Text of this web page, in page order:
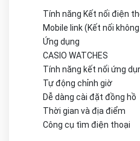
Tính năng Kết nối điện
Mobile link (Kết nối
Ứng dụng
CASIO WATCHES
Tính năng kết nối ứng
Tự động chỉnh giờ
Dễ dàng cài đặt đồng hồ
Thời gian và địa điểm
Công cụ tìm điện thoại